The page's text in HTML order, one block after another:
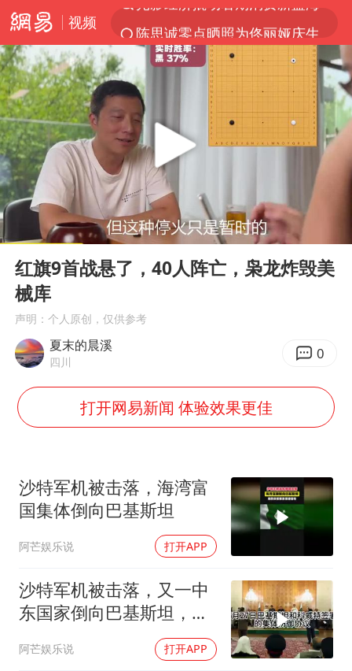
视频
陈思诚零点晒照为佟丽娅庆生
郑丽文：台湾从来没有“独立”过
央视新主播李秋莹孙亚鹏亮相
几元成本的AI广告导致千万市值蒸发
情侣平潭拍日出坠崖1死1伤
老挝国会主席赛宋蓬逝世
茅台部分直营店飞天茅台提价
白海豚将正面袭击贯穿浙江
酒店回应车内过夜被收150元
夏日经济乘“热”而上 消费市场向“新”而行
36岁男演员成景区NPC后人气爆棚
全民健身事业高质量发展
乐享全民健身 共筑健康中国
Play
00:00 03:36
红旗9首战悬了，40人阵亡，枭龙炸毁美
械库
声明：个人原创，仅供参考
夏末的晨溪
四川 0
打开网易新闻 体验效果更佳
沙特军机被击落，海湾富
国集体倒向巴基斯坦
阿芒娱乐说 打开APP
沙特军机被击落，又一中
东国家倒向巴基斯坦，美
国的中东安保体系正在崩
塌
阿芒娱乐说 打开APP